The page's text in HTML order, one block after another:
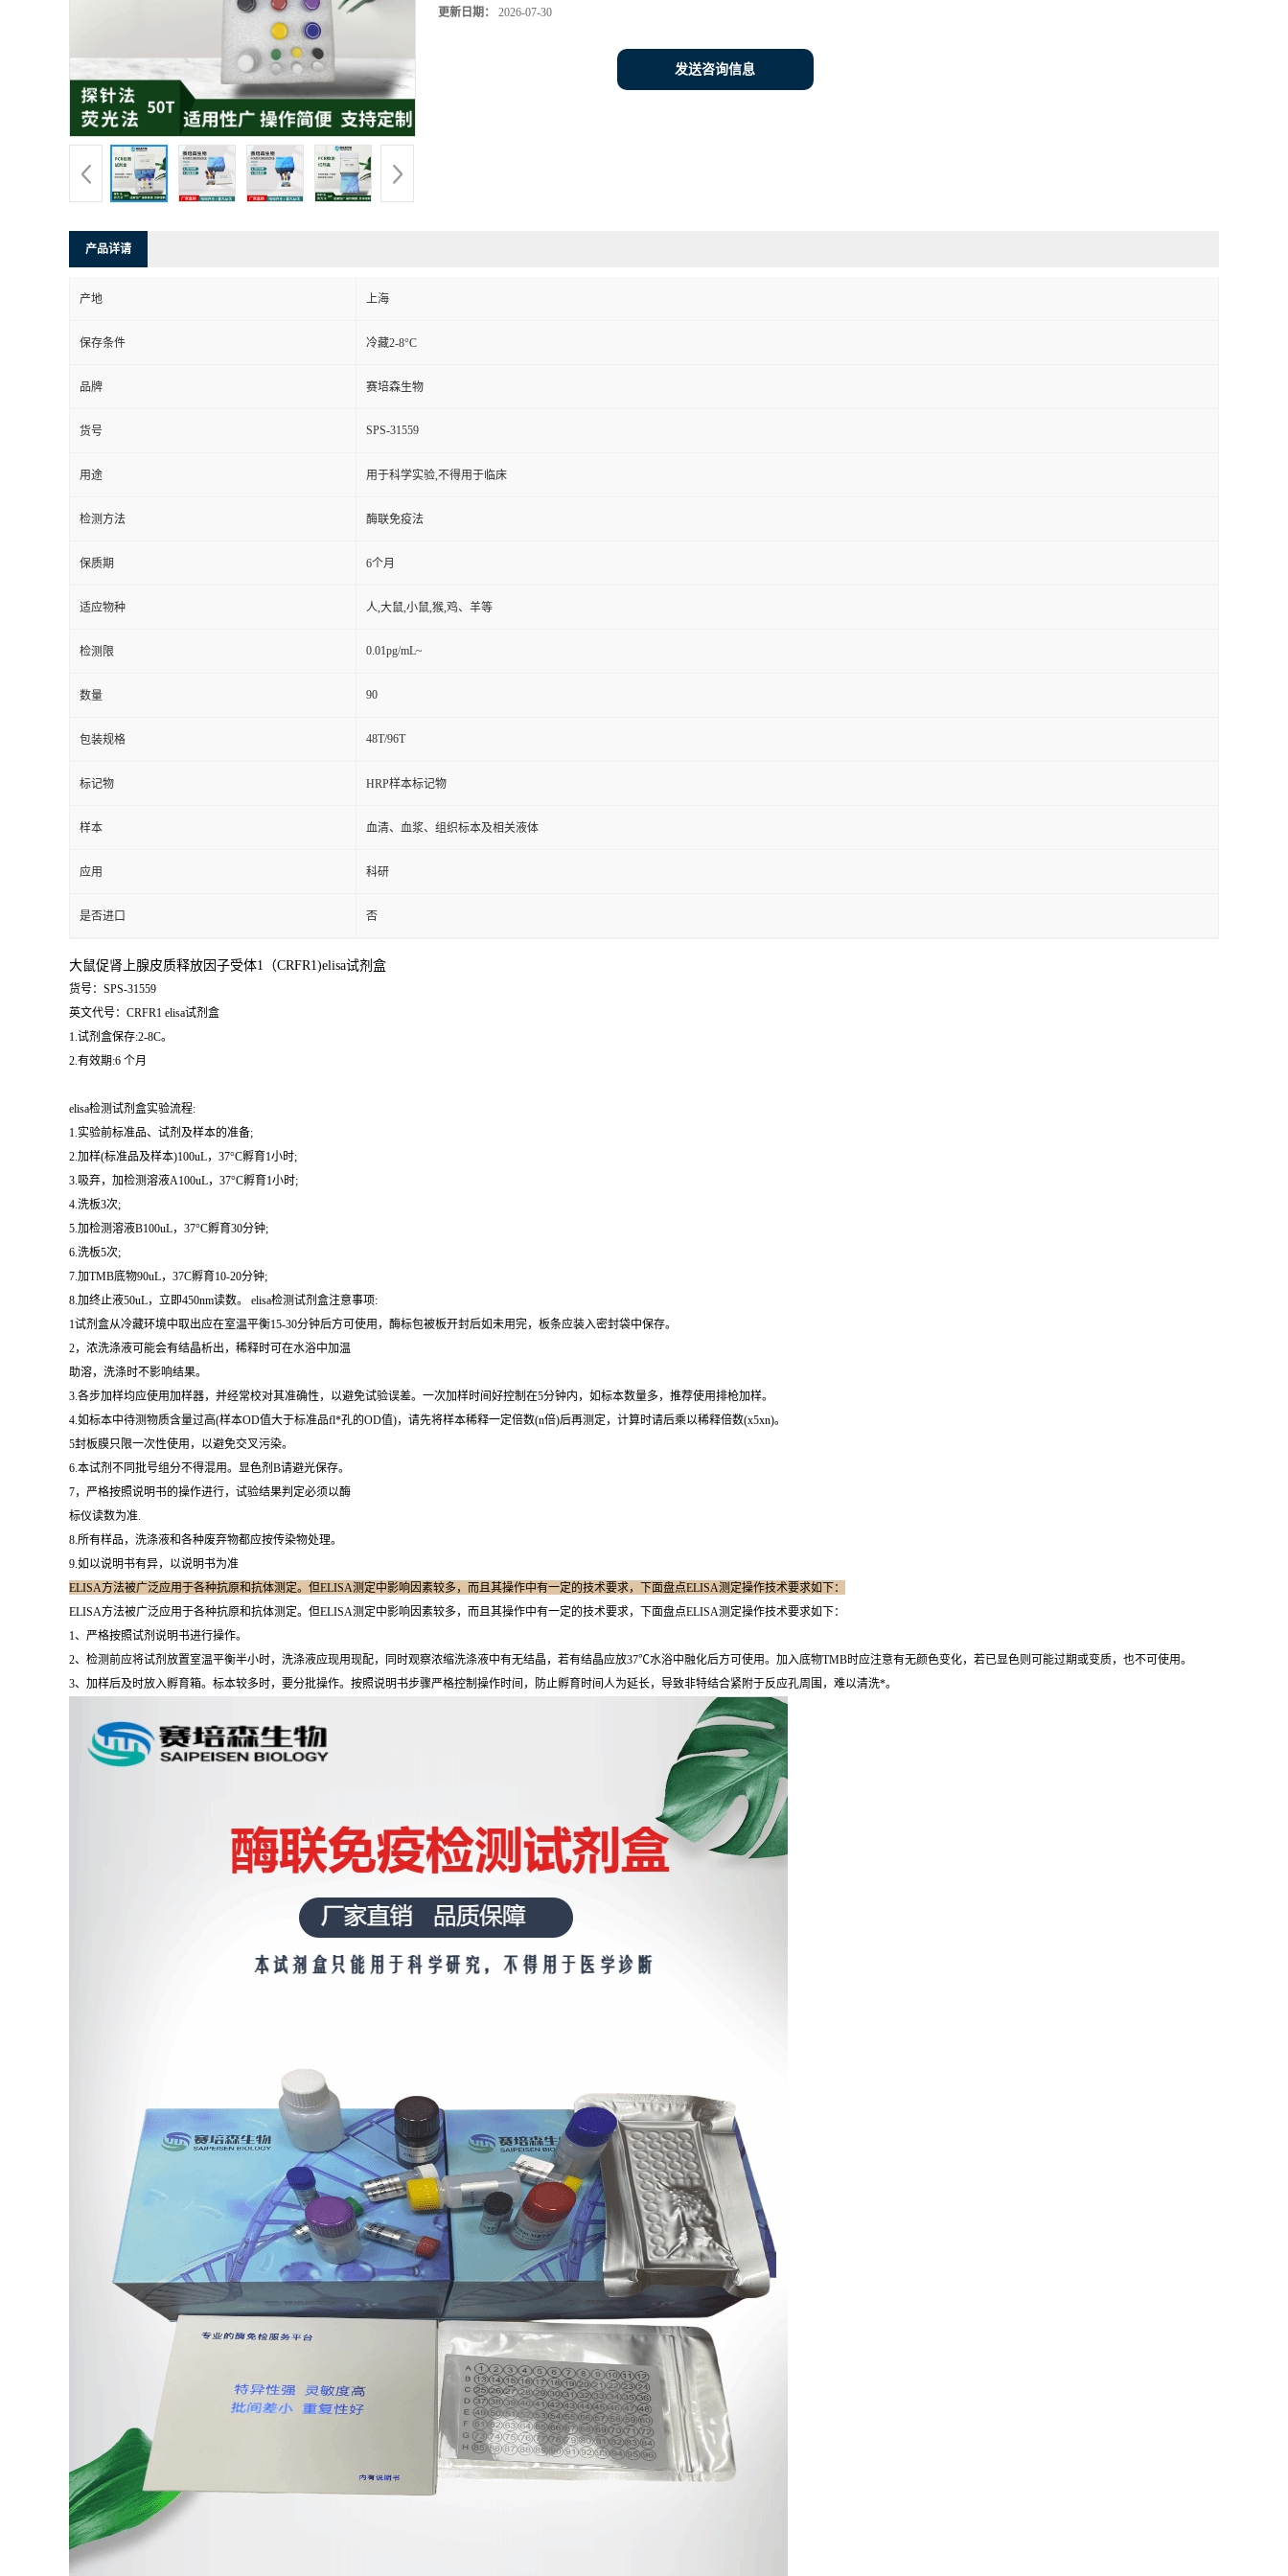
更新日期： 2026-07-30
发送咨询信息
产品详请
产地 上海
保存条件 冷藏2-8°C
品牌 赛培森生物
货号 SPS-31559
用途 用于科学实验,不得用于临床
检测方法 酶联免疫法
保质期 6个月
适应物种 人,大鼠,小鼠,猴,鸡、羊等
检测限 0.01pg/mL~
数量 90
包装规格 48T/96T
标记物 HRP样本标记物
样本 血清、血浆、组织标本及相关液体
应用 科研
是否进口 否
大鼠促肾上腺皮质释放因子受体1（CRFR1)elisa试剂盒
货号：SPS-31559
英文代号：CRFR1 elisa试剂盒
1.试剂盒保存:2-8C。
2.有效期:6 个月
elisa检测试剂盒实验流程:
1.实验前标准品、试剂及样本的准备;
2.加样(标准品及样本)100uL，37°C孵育1小时;
3.吸弃，加检测溶液A100uL，37°C孵育1小时;
4.洗板3次;
5.加检测溶液B100uL，37°C孵育30分钟;
6.洗板5次;
7.加TMB底物90uL，37C孵育10-20分钟;
8.加终止液50uL，立即450nm读数。 elisa检测试剂盒注意事项:
1试剂盒从冷藏环境中取出应在室温平衡15-30分钟后方可使用，酶标包被板开封后如未用完，板条应装入密封袋中保存。
2，浓洗涤液可能会有结晶析出，稀释时可在水浴中加温
助溶，洗涤时不影响结果。
3.各步加样均应使用加样器，并经常校对其准确性，以避免试验误差。一次加样时间好控制在5分钟内，如标本数量多，推荐使用排枪加样。
4.如标本中待测物质含量过高(样本OD值大于标准品fl*孔的OD值)，请先将样本稀释一定倍数(n倍)后再测定，计算时请后乘以稀释倍数(x5xn)。
5封板膜只限一次性使用，以避免交叉污染。
6.本试剂不同批号组分不得混用。显色剂B请避光保存。
7，严格按照说明书的操作进行，试验结果判定必须以酶
标仪读数为准.
8.所有样品，洗涤液和各种废弃物都应按传染物处理。
9.如以说明书有异，以说明书为准
ELISA方法被广泛应用于各种抗原和抗体测定。但ELISA测定中影响因素较多，而且其操作中有一定的技术要求，下面盘点ELISA测定操作技术要求如下：
ELISA方法被广泛应用于各种抗原和抗体测定。但ELISA测定中影响因素较多，而且其操作中有一定的技术要求，下面盘点ELISA测定操作技术要求如下：
1、严格按照试剂说明书进行操作。
2、检测前应将试剂放置室温平衡半小时，洗涤液应现用现配，同时观察浓缩洗涤液中有无结晶，若有结晶应放37℃水浴中融化后方可使用。加入底物TMB时应注意有无颜色变化，若已显色则可能过期或变质，也不可使用。
3、加样后及时放入孵育箱。标本较多时，要分批操作。按照说明书步骤严格控制操作时间，防止孵育时间人为延长，导致非特结合紧附于反应孔周围，难以清洗*。